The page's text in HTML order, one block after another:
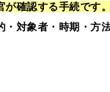
確認する手続です。
・対象者・時期・方